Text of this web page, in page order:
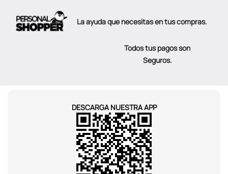
La ayuda que necesitas en tus compras.
Todos tus pagos son
Seguros.
DESCARGA NUESTRA APP